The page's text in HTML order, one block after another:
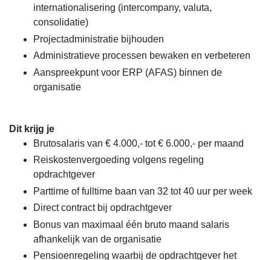
internationalisering (intercompany, valuta,
consolidatie)
Projectadministratie bijhouden
Administratieve processen bewaken en verbeteren
Aanspreekpunt voor ERP (AFAS) binnen de
organisatie
Dit krijg je
Brutosalaris van € 4.000,- tot € 6.000,- per maand
Reiskostenvergoeding volgens regeling
opdrachtgever
Parttime of fulltime baan van 32 tot 40 uur per week
Direct contract bij opdrachtgever
Bonus van maximaal één bruto maand salaris
afhankelijk van de organisatie
Pensioenregeling waarbij de opdrachtgever het